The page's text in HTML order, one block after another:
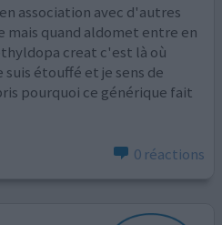
association avec d'autres
quand aldomet entre en
creat c'est là où
étouffé et je sens de
pourquoi ce générique fait
0 réactions